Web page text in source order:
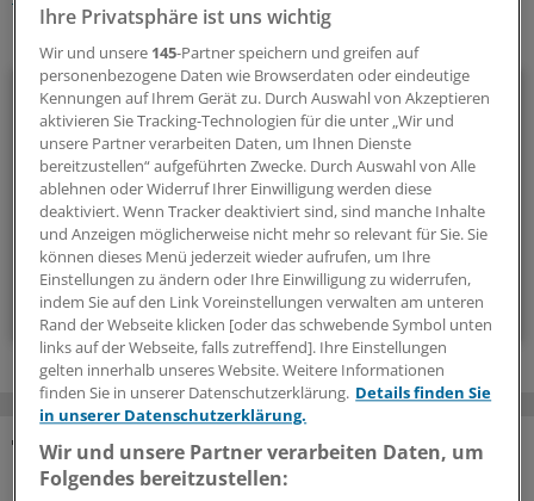
Ihr Newsletter zum Thema
Kardiologie
Alles, was das Herz begehrt: In diesem Newsletter berichten
wir über neue Entwicklungen in der Kardiologie.
alle 2 Wochen (Mittwoch)
Zum Abonnieren bitte anmelden
MEHR ZUM THEMA
Ihre Privatsphäre ist uns wichtig
Wir und unsere 145-Partner speichern und greifen auf
personenbezogene Daten wie Browserdaten oder eindeutige
Kennungen auf Ihrem Gerät zu. Durch Auswahl von Akzeptieren
aktivieren Sie Tracking-Technologien für die unter „Wir und
unsere Partner verarbeiten Daten, um Ihnen Dienste
bereitzustellen“ aufgeführten Zwecke. Durch Auswahl von Alle
ablehnen oder Widerruf Ihrer Einwilligung werden diese
deaktiviert. Wenn Tracker deaktiviert sind, sind manche Inhalte
und Anzeigen möglicherweise nicht mehr so relevant für Sie. Sie
können dieses Menü jederzeit wieder aufrufen, um Ihre
Einstellungen zu ändern oder Ihre Einwilligung zu widerrufen,
indem Sie auf den Link Voreinstellungen verwalten am unteren
Rand der Webseite klicken [oder das schwebende Symbol unten
links auf der Webseite, falls zutreffend]. Ihre Einstellungen
gelten innerhalb unseres Website. Weitere Informationen
finden Sie in unserer Datenschutzerklärung. Details finden Sie
in unserer Datenschutzerklärung.
Wir und unsere Partner verarbeiten Daten, um
Folgendes bereitzustellen: